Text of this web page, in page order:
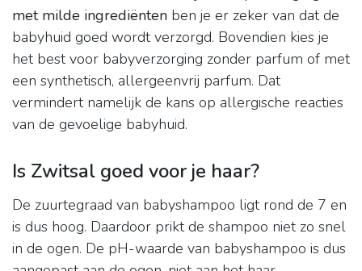
met milde ingrediënten ben je er zeker van dat de
babyhuid goed wordt verzorgd. Bovendien kies je
het best voor babyverzorging zonder parfum of met
een synthetisch, allergeenvrij parfum. Dat
vermindert namelijk de kans op allergische reacties
van de gevoelige babyhuid.
Is Zwitsal goed voor je haar?
De zuurtegraad van babyshampoo ligt rond de 7 en
is dus hoog. Daardoor prikt de shampoo niet zo snel
in de ogen. De pH-waarde van babyshampoo is dus